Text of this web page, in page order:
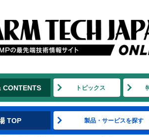
CONTENTS トピックス
TOP 製品・サービスを探す